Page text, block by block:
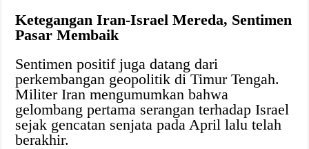
Ketegangan Iran-Israel Mereda, Sentimen
Pasar Membaik
Sentimen positif juga datang dari
perkembangan geopolitik di Timur Tengah.
Militer Iran mengumumkan bahwa
gelombang pertama serangan terhadap Israel
sejak gencatan senjata pada April lalu telah
berakhir.